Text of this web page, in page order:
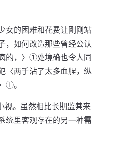
女的困难和花费让刚刚站
，如何改造那些曾经公认
的，〉①处境确也令人同
〈两手沾了太多血腥，纵
①。
。虽然相比长期监禁来
统里客观存在的另一种需